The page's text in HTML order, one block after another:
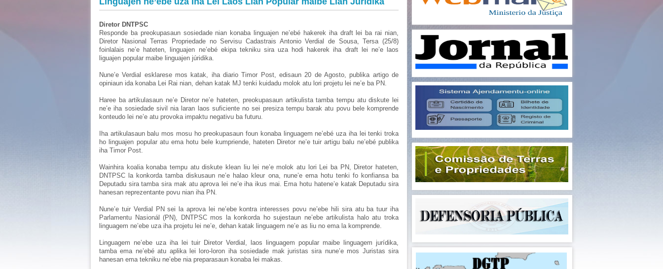
Diretor DNTPSC
Responde ba preokupasaun sosiedade nian konaba linguajen ne’ebé hakerek iha draft lei ba rai nian,
Diretor Nasional Terras Propriedade no Servisu Cadastrais Antonio Verdial de Sousa, Tersa (25/8)
foinlalais ne’e hateten, linguajen ne’ebé ekipa tekniku sira uza hodi hakerek iha draft lei ne’e laos
liguajen popular maibe linguajen júridika.
Nune’e Verdial esklarese mos katak, iha diario Timor Post, edisaun 20 de Agosto, publika artigo de
opiniaun ida konaba Lei Rai nian, dehan katak MJ tenki kuidadu molok atu lori projetu lei ne’e ba PN.
Haree ba artikulasaun ne’e Diretor ne’e hateten, preokupasaun artikulista tamba tempu atu diskute lei
ne’e iha sosiedade sivil nia laran laos suficiente no sei presiza tempu barak atu povu bele komprende
konteudo lei ne’e atu provoka impaktu negativu ba futuru.
Iha artikulasaun balu mos mosu ho preokupasaun foun konaba linguagem ne’ebé uza iha lei tenki troka
ho linguajen popular atu ema hotu bele kumpriende, hateten Diretor ne’e tuir artigu balu ne’ebé publika
iha Timor Post.
Wainhira koalia konaba tempu atu diskute klean liu lei ne’e molok atu lori Lei ba PN, Diretor hateten,
DNTPSC la konkorda tamba diskusaun ne’e halao kleur ona, nune’e ema hotu tenki fo konfiansa ba
Deputadu sira tamba sira mak atu aprova lei ne’e iha ikus mai. Ema hotu hatene’e katak Deputadu sira
hanesan reprezentante povu nian iha PN.
Nune’e tuir Verdial PN sei la aprova lei ne’ebe kontra interesses povu ne’ebe hili sira atu ba tuur iha
Parlamentu Nasionál (PN), DNTPSC mos la konkorda ho sujestaun ne’ebe artikulista halo atu troka
linguagem ne’ebe uza iha projetu lei ne’e, dehan katak linguagem ne’e as liu no ema la komprende.
Linguagem ne’ebe uza iha lei tuir Diretor Verdial, laos linguagem popular maibe linguagem jurídika,
tamba ema ne’ebé atu aplika lei loro-loron iha sosiedade mak juristas sira nune’e mos Juristas sira
hanesan ema tekniku ne’ebe nia preparasaun konaba lei makas.